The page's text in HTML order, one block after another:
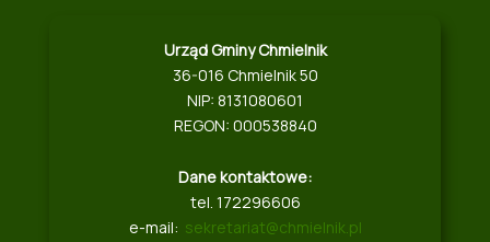
Urząd Gminy Chmielnik
36-016 Chmielnik 50
NIP: 8131080601
REGON: 000538840
Dane kontaktowe:
tel. 172296606
e-mail: sekretariat@chmielnik.pl